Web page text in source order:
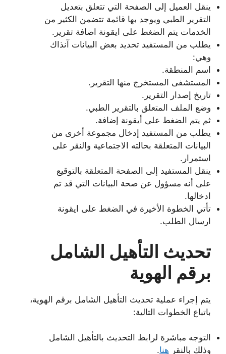
ينقل العميل إلى الصفحة التي تتعلق بتعديل
التقرير الطبي ويوجد بها قائمة تتضمن الكثير من
الخدمات يتم الضغط على ايقونة اضافة تقرير.
يطلب من المستفيد تحديد بعض البيانات آنذاك
وهي:
اسم المنطقة.
المستشفى المستخرج منها التقرير.
تاريخ إصدار التقرير.
وضع الملف المتعلق بالتقرير الطبي.
ثم يتم الضغط على أيقونة إضافة.
يطلب من المستفيد إدخال مجموعة أخرى من
البيانات المتعلقة بحالته الاجتماعية والنقر على
استمرار.
ينقل المستفيد إلى الصفحة المتعلقة بالتوقيع
على أنه مسؤول عن صحة البيانات التي قد تم
ادخالها.
تأتي الخطوة الأخيرة في الضغط على ايقونة
ارسال الطلب.
تحديث التأهيل الشامل
برقم الهوية
يتم إجراء عملية تحديث التأهيل الشامل برقم الهوية،
باتباع الخطوات التالية:
التوجه مباشرة لرابط التحديث بالتأهيل الشامل
وذلك بالنقر هنا.